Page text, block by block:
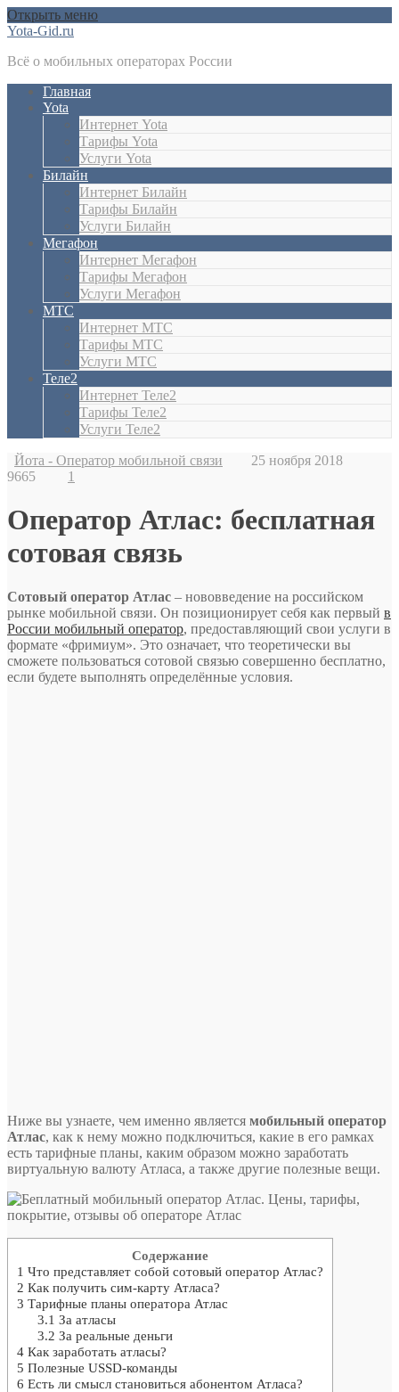
Открыть меню
Yota-Gid.ru
Всё о мобильных операторах России
Главная
Yota
Интернет Yota
Тарифы Yota
Услуги Yota
Билайн
Интернет Билайн
Тарифы Билайн
Услуги Билайн
Мегафон
Интернет Мегафон
Тарифы Мегафон
Услуги Мегафон
МТС
Интернет МТС
Тарифы МТС
Услуги МТС
Теле2
Интернет Теле2
Тарифы Теле2
Услуги Теле2
Йота - Оператор мобильной связи
25 ноября 2018
9665
1
Оператор Атлас: бесплатная
сотовая связь
Сотовый оператор Атлас – нововведение на российском
рынке мобильной связи. Он позиционирует себя как первый в
России мобильный оператор, предоставляющий свои услуги в
формате «фримиум». Это означает, что теоретически вы
сможете пользоваться сотовой связью совершенно бесплатно,
если будете выполнять определённые условия.
Ниже вы узнаете, чем именно является мобильный оператор
Атлас, как к нему можно подключиться, какие в его рамках
есть тарифные планы, каким образом можно заработать
виртуальную валюту Атласа, а также другие полезные вещи.
Содержание
1 Что представляет собой сотовый оператор Атлас?
2 Как получить сим-карту Атласа?
3 Тарифные планы оператора Атлас
3.1 За атласы
3.2 За реальные деньги
4 Как заработать атласы?
5 Полезные USSD-команды
6 Есть ли смысл становиться абонентом Атласа?